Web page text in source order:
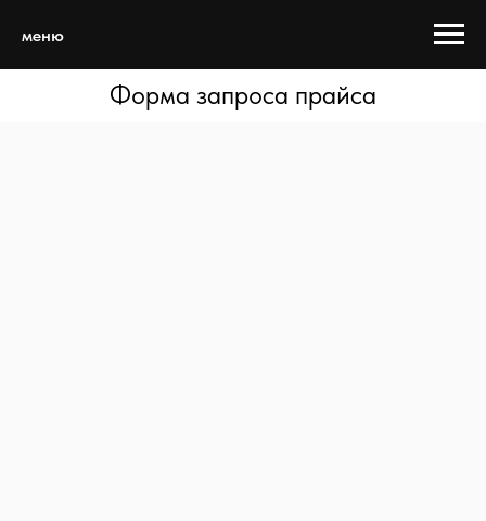
меню
Форма запроса прайса